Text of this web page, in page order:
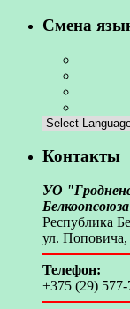
Смена
Контакты
УО
Белкоопсоюза
Республика
ул. Поповича,
Телефон:
+375 (29)